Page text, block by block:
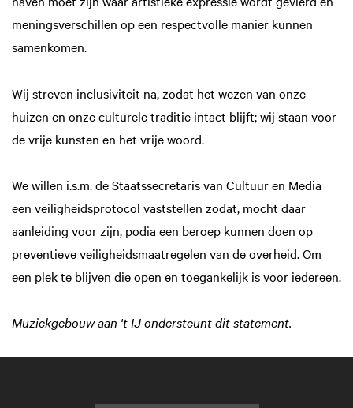
meningsverschillen op een respectvolle manier kunnen
samenkomen.
Wij streven inclusiviteit na, zodat het wezen van onze
huizen en onze culturele traditie intact blijft; wij staan voor
de vrije kunsten en het vrije woord.
We willen i.s.m. de Staatssecretaris van Cultuur en Media
een veiligheidsprotocol vaststellen zodat, mocht daar
aanleiding voor zijn, podia een beroep kunnen doen op
preventieve veiligheidsmaatregelen van de overheid. Om
een plek te blijven die open en toegankelijk is voor iedereen.
Muziekgebouw aan 't IJ ondersteunt dit statement.